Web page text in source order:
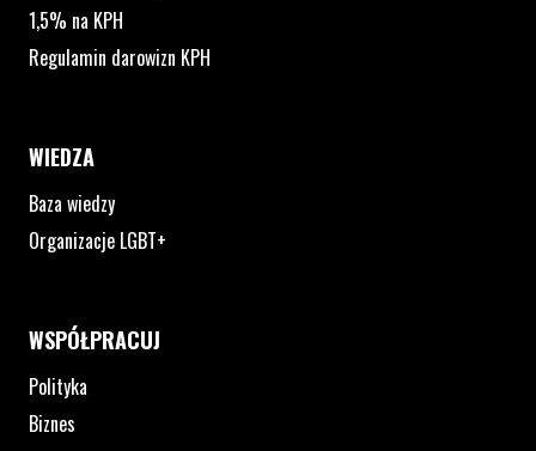
1,5% na KPH
Regulamin darowizn KPH
WIEDZA
Baza wiedzy
Organizacje LGBT+
WSPÓŁPRACUJ
Polityka
Biznes